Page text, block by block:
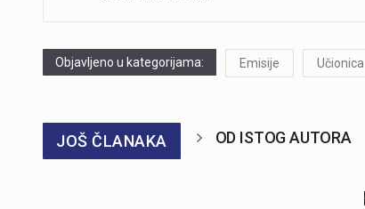
Objavljeno u kategorijama: Emisije Učionica
JOŠ ČLANAKA OD ISTOG AUTORA